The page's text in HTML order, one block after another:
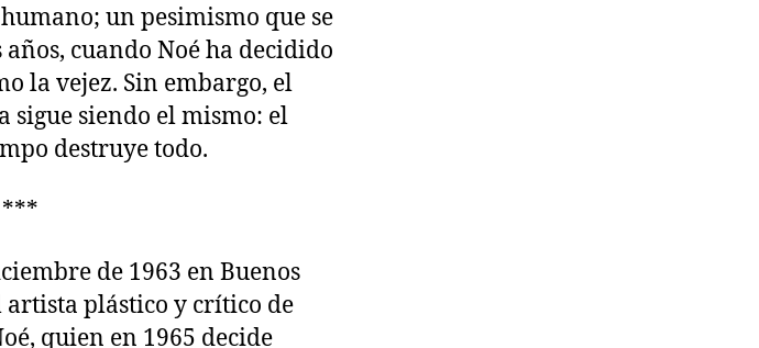
un pesimismo que se
cuando Noé ha decidido
la vejez. Sin embargo, el
sigue siendo el mismo: el
destruye todo.
***
de 1963 en Buenos
plástico y crítico de
quien en 1965 decide